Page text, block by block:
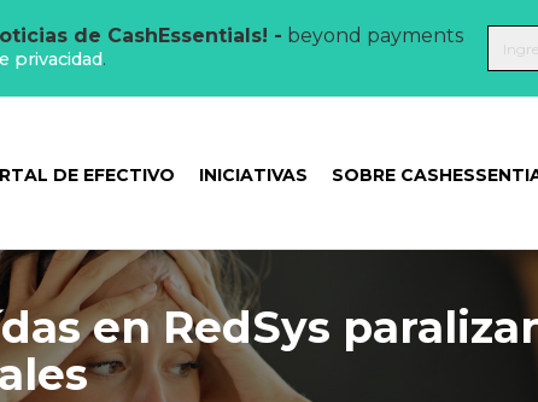
de CashEssentials! - beyond payments
privacidad.
DE EFECTIVO INICIATIVAS SOBRE
en RedSys